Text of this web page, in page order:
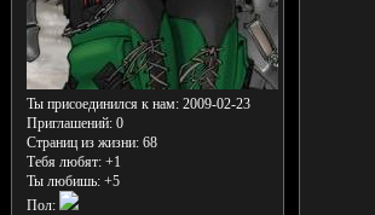
Ты присоединился к нам: 2009-02-23
Приглашений:0
Страниц из жизни:68
Тебя любят: +1
Ты любишь: +5
Пол: